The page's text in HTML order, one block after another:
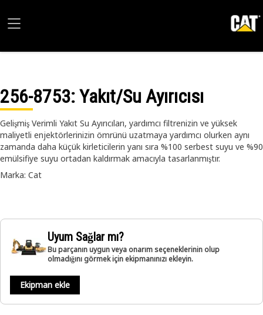
256-8753: Yakıt/Su Ayırıcısı
Gelişmiş Verimli Yakıt Su Ayırıcıları, yardımcı filtrenizin ve yüksek
maliyetli enjektörlerinizin ömrünü uzatmaya yardımcı olurken aynı
zamanda daha küçük kirleticilerin yanı sıra %100 serbest suyu ve %90
emülsifiye suyu ortadan kaldırmak amacıyla tasarlanmıştır.
Marka: Cat
Uyum Sağlar mı?
Bu parçanın uygun veya onarım seçeneklerinin olup
olmadığını görmek için ekipmanınızı ekleyin.
Ekipman ekle